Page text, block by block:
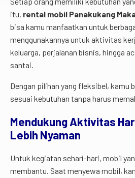
itu, rental mobil Panakukang
bisa kamu manfaatkan untuk
menggunakannya untuk aktivitas
keluarga, perjalanan bisnis, hingga
santai.
Dengan pilihan yang fleksibel, kamu
sesuai kebutuhan tanpa harus
Mendukung Aktivitas
Lebih Nyaman
Untuk kegiatan sehari-hari, mobil
membantu. Saat menyewa mobil,